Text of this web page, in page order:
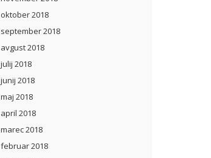
oktober 2018
september 2018
avgust 2018
julij 2018
junij 2018
maj 2018
april 2018
marec 2018
februar 2018